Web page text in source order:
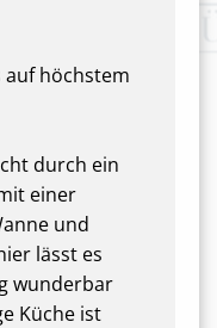
auf höchstem
durch ein
einer
und
lässt es
wunderbar
Küche ist